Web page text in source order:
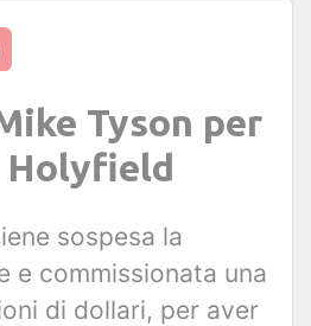
Tyson per
Holyfield
sospesa la
e commissionata una
di dollari, per aver